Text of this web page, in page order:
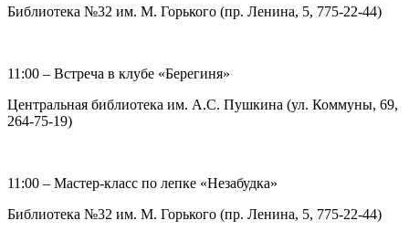
Библиотека №32 им. М. Горького (пр. Ленина, 5, 775-22-44)
11:00 – Встреча в клубе «Берегиня»
Центральная библиотека им. А.С. Пушкина (ул. Коммуны, 69,
264-75-19)
11:00 – Мастер-класс по лепке «Незабудка»
Библиотека №32 им. М. Горького (пр. Ленина, 5, 775-22-44)